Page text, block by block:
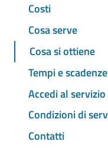
Costi
Cosa serve
Cosa si ottiene
Tempi e scadenze
Accedi al servizio
Condizioni di
Contatti